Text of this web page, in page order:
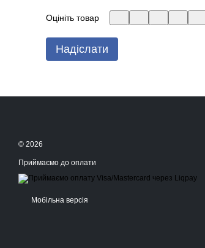
Оцініть товар
Надіслати
© 2026
Приймаємо до оплати
Мобільна версія